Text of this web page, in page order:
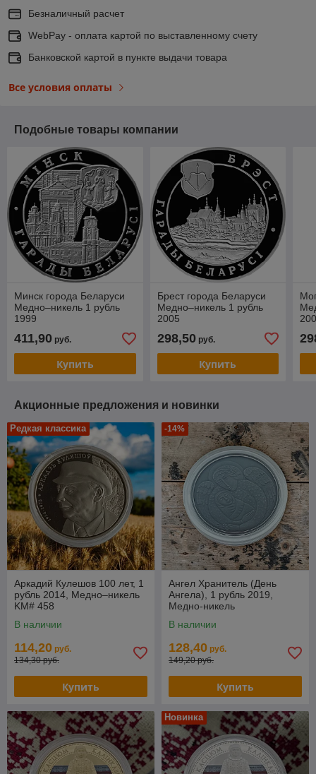
Безналичный расчет
WebPay - оплата картой по выставленному счету
Банковской картой в пункте выдачи товара
Все условия оплаты
Подобные товары компании
Минск города Беларуси
Медно–никель 1 рубль
1999
411,90 руб.
Купить
Брест города Беларуси
Медно–никель 1 рубль
2005
298,50руб.
Купить
Акционные предложения и новинки
Редкая классика
Аркадий Кулешов 100 лет, 1
рубль 2014, Медно–никель
KM# 458
В наличии
114,20 руб.
134,30 руб.
Купить
-14%
Ангел Хранитель (День
Ангела), 1 рубль 2019,
Медно-никель
В наличии
128,40 руб.
149,20 руб.
Купить
Новинка